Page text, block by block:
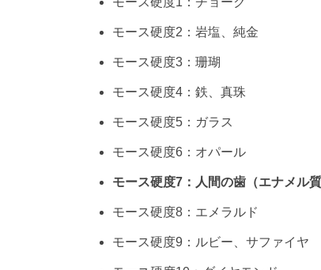
モース硬度2：岩塩、純金
モース硬度3：珊瑚
モース硬度4：鉄、真珠
モース硬度5：ガラス
モース硬度6：オパール
モース硬度7：人間の歯（エナメル
モース硬度8：エメラルド
モース硬度9：ルビー、サファイヤ